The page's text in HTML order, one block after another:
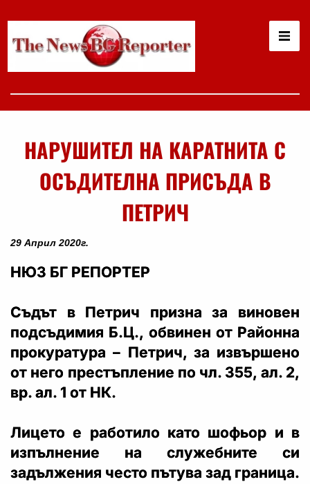
НАРУШИТЕЛ НА КАРАТНИТА С
ОСЪДИТЕЛНА ПРИСЪДА В
ПЕТРИЧ
29 Април 2020г.
НЮЗ БГ РЕПОРТЕР
Съдът в Петрич призна за виновен
подсъдимия Б.Ц., обвинен от Районна
прокуратура – Петрич, за извършено
от него престъпление по чл. 355, ал. 2,
вр. ал. 1 от НК.
Лицето е работило като шофьор и в
изпълнение на служебните си
задължения често пътува зад граница.